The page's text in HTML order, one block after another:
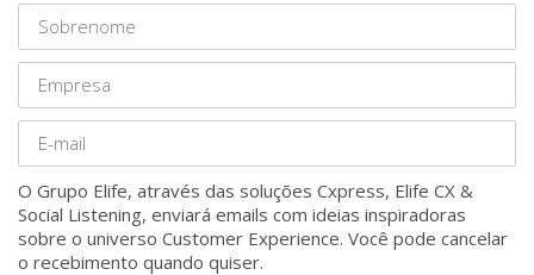
O Grupo Elife, através das soluções Cxpress, Elife CX &
Social Listening, enviará emails com ideias inspiradoras
sobre o universo Customer Experience. Você pode cancelar
o recebimento quando quiser.